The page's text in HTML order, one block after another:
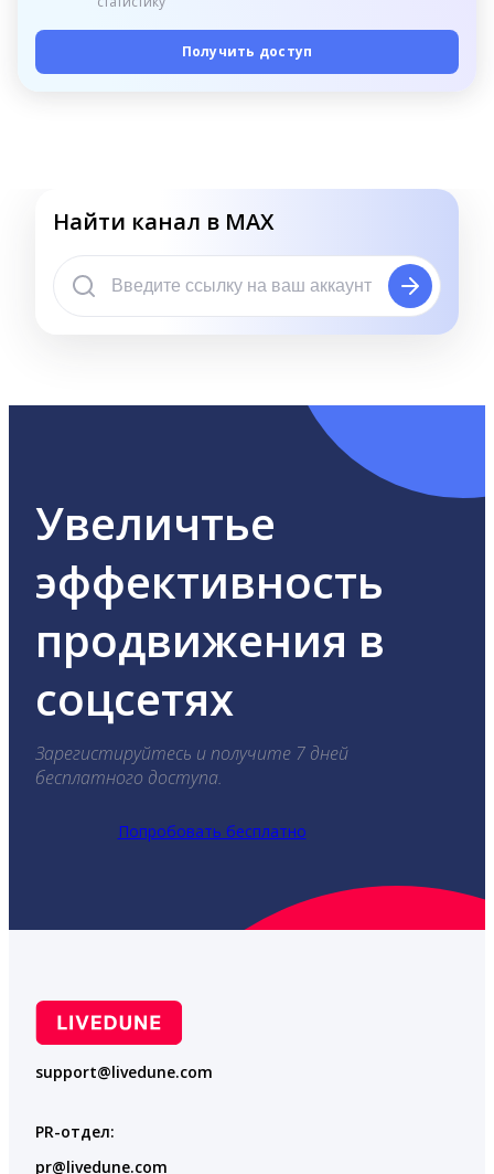
Получить доступ
Найти канал в MAX
Увеличтье
эффективность
продвижения в
соцсетях
Зарегистируйтесь и получите 7 дней
бесплатного доступа.
Попробовать бесплатно
support@livedune.com
PR-отдел:
pr@livedune.com